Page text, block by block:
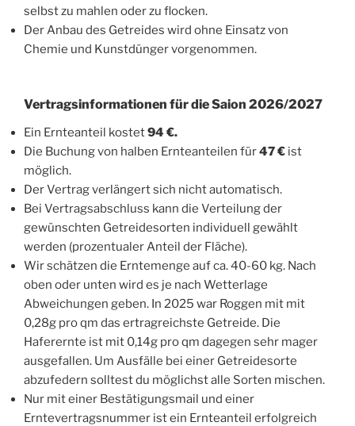
selbst zu mahlen oder zu flocken.
Der Anbau des Getreides wird ohne Einsatz von
Chemie und Kunstdünger vorgenommen.
Vertragsinformationen für die Saion 2026/2027
Ein Ernteanteil kostet94 €.
Die Buchung von halben Ernteanteilen für47 € ist
möglich.
Der Vertrag verlängert sich nicht automatisch.
Bei Vertragsabschluss kann die Verteilung der
gewünschten Getreidesorten individuell gewählt
werden (prozentualer Anteil der Fläche).
Wir schätzen die Erntemenge auf ca. 40-60 kg. Nach
oben oder unten wird es je nach Wetterlage
Abweichungen geben. In 2025 war Roggen mit mit
0,28g pro qm das ertragreichste Getreide. Die
Haferernte ist mit 0,14g pro qm dagegen sehr mager
ausgefallen. Um Ausfälle bei einer Getreidesorte
abzufedern solltest du möglichst alle Sorten mischen.
Nur mit einer Bestätigungsmail und einer
Erntevertragsnummer ist ein Ernteanteil erfolgreich